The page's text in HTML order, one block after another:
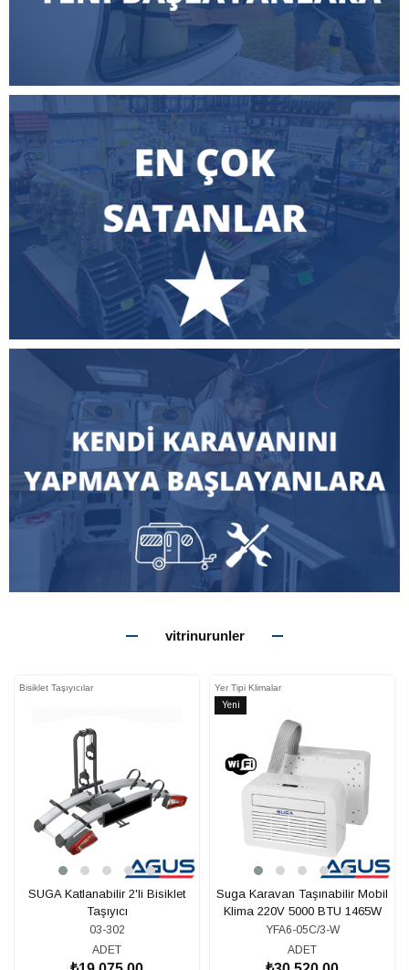
vitrinurunler
Bisiklet Taşıyıcılar
SUGA Katlanabilir 2'li Bisiklet
Taşıyıcı
03-302
ADET
Yer Tipi Klimalar
Yeni
Suga Karavan Taşınabilir Mobil
Klima 220V 5000 BTU 1465W
YFA6-05C/3-W
ADET